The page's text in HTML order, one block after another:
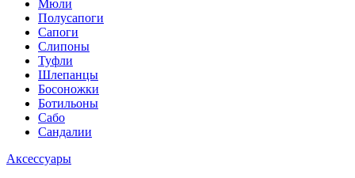
Мюли
Полусапоги
Сапоги
Слипоны
Туфли
Шлепанцы
Босоножки
Ботильоны
Сабо
Сандалии
Аксессуары